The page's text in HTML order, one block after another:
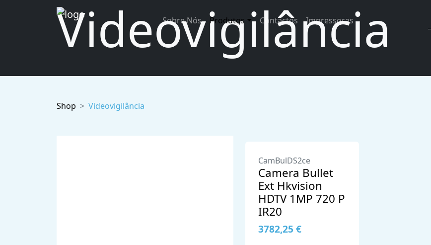
Sobre Nós Produtos Contactos Impressoras
Videovigilância
Shop
Videovigilância
CamBulDS2ce
Camera Bullet
Ext Hkvision
HDTV 1MP 720 P
IR20
3782,25 €